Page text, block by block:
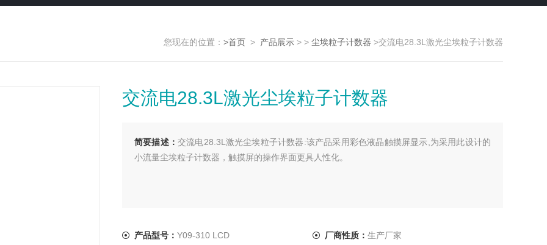
您现在的位置： >首页 > 产品展示 > > 尘埃粒子计数器 >交流电28.3L激光尘埃粒子计数器
交流电28.3L激光尘埃粒子计数器
简要描述： 交流电28.3L激光尘埃粒子计数器:该产品采用彩色液晶触摸屏显示,为采用此设计的
小流量尘埃粒子计数器，触摸屏的操作界面更具人性化。
产品型号： Y09-310 LCD 厂商性质： 生产厂家